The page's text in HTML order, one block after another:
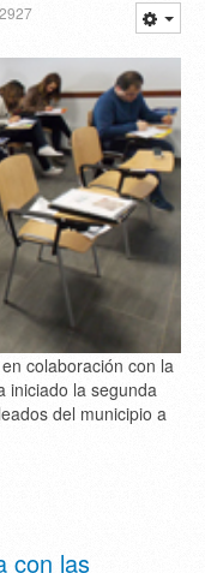
colaboración con la
iniciado la segunda
del municipio a
con las